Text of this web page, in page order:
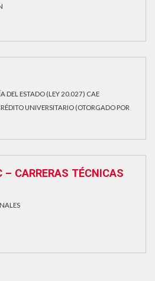
DEL ESTADO (LEY 20.027) CAE
UNIVERSITARIO (OTORGADO POR
– CARRERAS TÉCNICAS